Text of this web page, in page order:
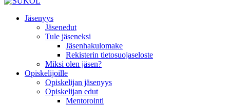
Jäsenyys
Jäsenedut
Tule jäseneksi
Jäsenhakulomake
Rekisterin tietosuojaseloste
Miksi olen jäsen?
Opiskelijoille
Opiskelijan jäsenyys
Opiskelijan edut
Mentorointi